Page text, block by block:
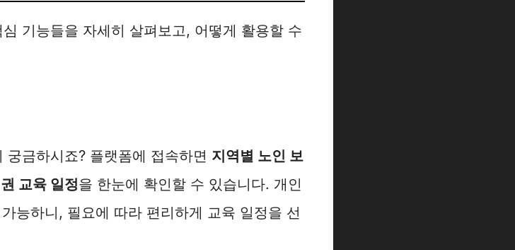
기능들을 자세히 살펴보고, 어떻게 활용할 수
금하시죠? 플랫폼에 접속하면 지역별 노인 보
교육 일정을 한눈에 확인할 수 있습니다. 개인
능하니, 필요에 따라 편리하게 교육 일정을 선